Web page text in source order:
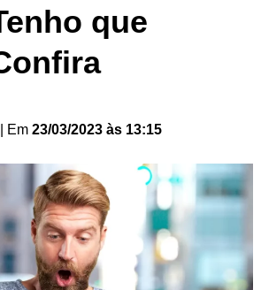
que
| Em 23/03/2023 às 13:15